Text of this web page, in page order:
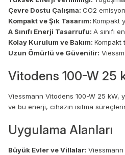
Çevre Dostu Çalışma: CO2
Kompakt ve Şık Tasarım: Kompakt
A Sınıfı Enerji Tasarrufu: A sınıfı
Kolay Kurulum ve Bakım: Kompakt
Uzun Ömürlü ve Güvenilir:
Vitodens 100-W 25
Viessmann Vitodens 100-W 25 kW,
ve bu enerji, cihazın ısıtma
Uygulama Alanları
Büyük Evler ve Villalar: Viessmann